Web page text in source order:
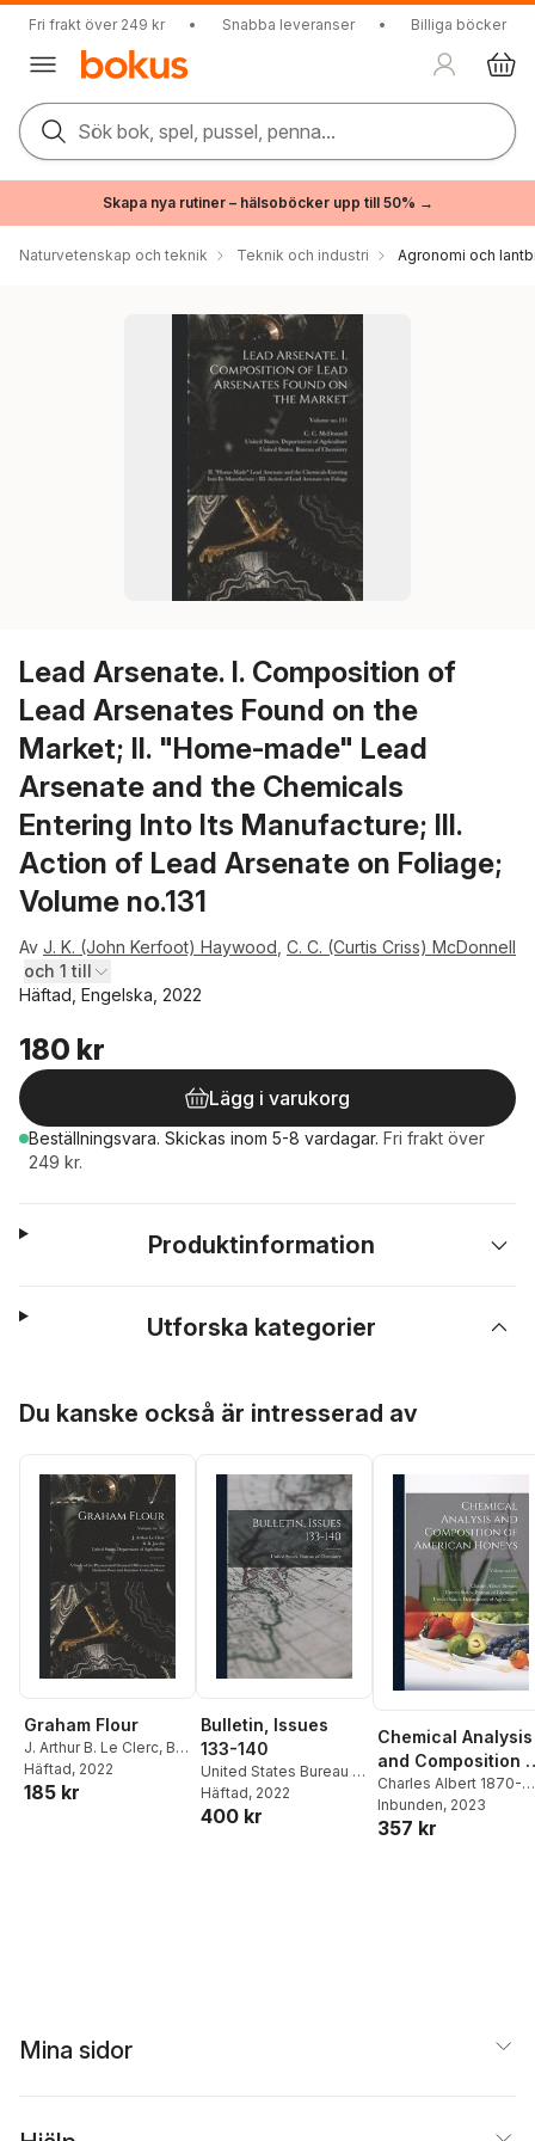
Fri frakt över 249 kr • Snabba leveranser • Billiga böcker
Sök bok, spel, pussel, penna...
Skapa nya rutiner – hälsoböcker upp till 50% →
Naturvetenskap och teknik Teknik och industri Agronomi och
Lead Arsenate. I. Composition of
Lead Arsenates Found on the
Market; II. "Home-made" Lead
Arsenate and the Chemicals
Entering Into Its Manufacture; III.
Action of Lead Arsenate on Foliage;
Volume no.131
Av J. K. (John Kerfoot) Haywood C. C. (Curtis Criss) McDonnell
och 1 till
Häftad, Engelska, 2022
180 kr
Lägg i varukorg
Beställningsvara. Skickas inom 5-8 vardagar. Fri frakt över
249 kr.
Produktinformation
Utforska kategorier
Du kanske också är intresserad av
Graham Flour
J. Arthur B. Le Clerc, B.
R. (Benjamin R. ).
Jacobs,
Häftad, 2022
185 kr
Bulletin, Issues
133-140
United States Bureau of
Chemistry
Häftad, 2022
400 kr
Chemical Analysis
and Composition
American Honeys;
Volume no.110
Charles Albert 1870-
1947 Browne,W. J.
(William J. ).
Inbunden, 2023
357 kr
Mina sidor